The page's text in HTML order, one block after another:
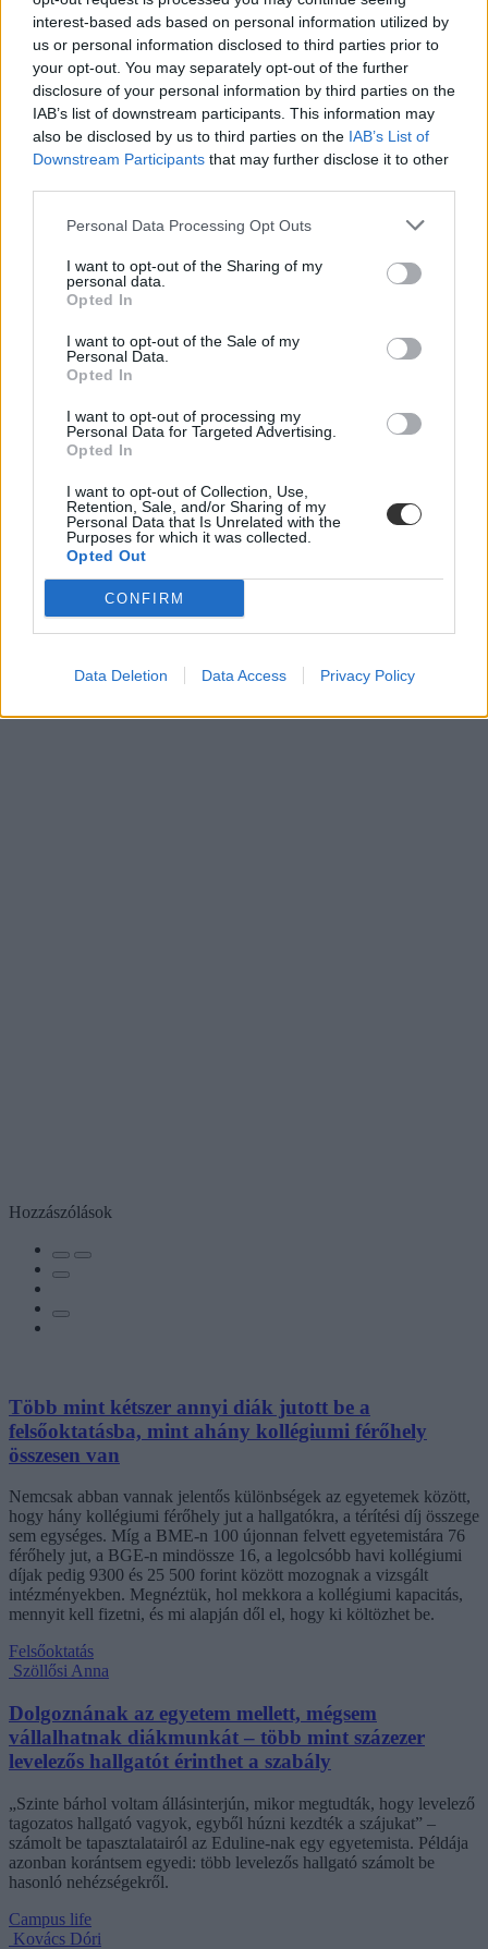
interest-based ads based on personal information utilized by
us or personal information disclosed to third parties prior to
your opt-out. You may separately opt-out of the further
disclosure of your personal information by third parties on the
IAB’s list of downstream participants. This information may
also be disclosed by us to third parties on the IAB’s List of
Downstream Participants that may further disclose it to other
Personal Data Processing Opt Outs
I want to opt-out of the Sharing of my
personal data.
Opted In
I want to opt-out of the Sale of my
Personal Data.
Opted In
I want to opt-out of processing my
Personal Data for Targeted Advertising.
Opted In
I want to opt-out of Collection, Use,
Retention, Sale, and/or Sharing of my
Personal Data that Is Unrelated with the
Purposes for which it was collected.
Opted Out
CONFIRM
Data Deletion Data Access Privacy Policy
zeneakadémia
rektorválasztás
Hozzászólások
Több mint kétszer annyi diák jutott be a
felsőoktatásba, mint ahány kollégiumi férőhely
összesen van
Nemcsak abban vannak jelentős különbségek az egyetemek között,
hogy hány kollégiumi férőhely jut a hallgatókra, a térítési díj összege
sem egységes. Míg a BME-n 100 újonnan felvett egyetemistára 76
férőhely jut, a BGE-n mindössze 16, a legolcsóbb havi kollégiumi
díjak pedig 9300 és 25 500 forint között mozognak a vizsgált
intézményekben. Megnéztük, hol mekkora a kollégiumi kapacitás,
mennyit kell fizetni, és mi alapján dől el, hogy ki költözhet be.
Felsőoktatás
Szöllősi Anna
Dolgoznának az egyetem mellett, mégsem
vállalhatnak diákmunkát – több mint százezer
levelezős hallgatót érinthet a szabály
„Szinte bárhol voltam állásinterjún, mikor megtudták, hogy levelező
tagozatos hallgató vagyok, egyből húzni kezdték a szájukat” –
számolt be tapasztalatairól az Eduline-nak egy egyetemista. Példája
azonban korántsem egyedi: több levelezős hallgató számolt be
hasonló nehézségekről.
Campus life
Kovács Dóri